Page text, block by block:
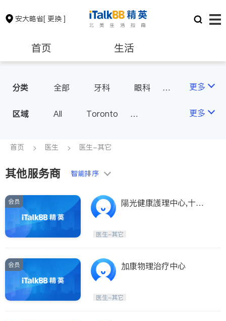
安大略省[ 更换 ]
首页 生活
保险理财 房地产租售
银行贷款 会计师
建筑装修
分类 全部 牙科
眼科
耳鼻喉科
医生-其它
家庭医生
足科
更多
区域 All
Toronto
Scarborough
North York
Brampton
Kitchener
Newmarket
Stouffville
Maple
Waterloo
Guelph
Ajax
更多
首页 医生 医生-其它
其他服务商 智能排序
会员
陽光健康護理中心,十年
医生-其它
会员 加康物理治疗中心
医生-其它